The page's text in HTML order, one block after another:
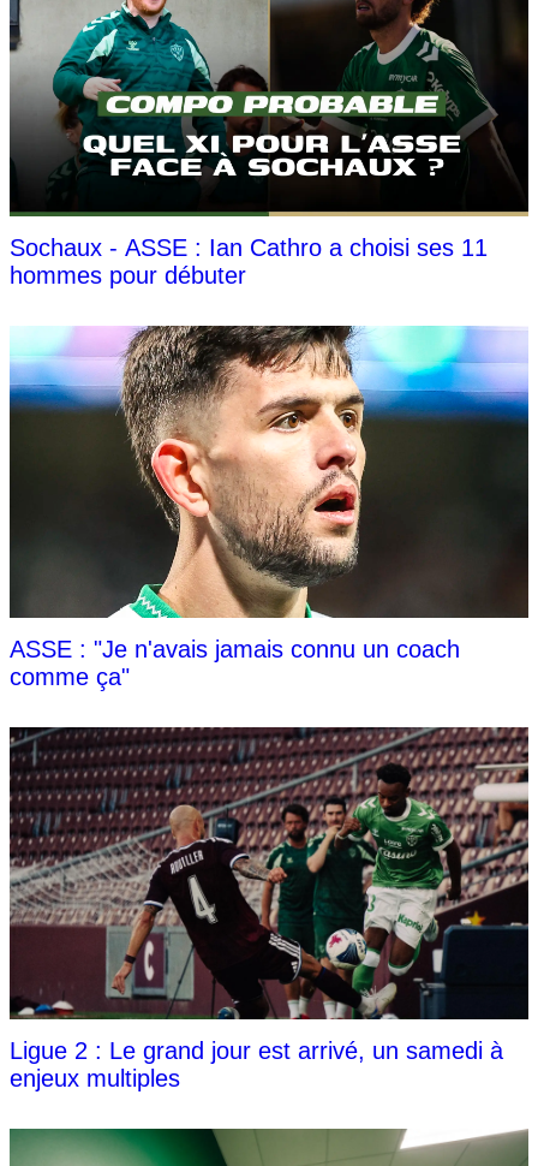
Sochaux - ASSE : Ian Cathro a choisi ses 11
hommes pour débuter
ASSE : "Je n'avais jamais connu un coach
comme ça"
Ligue 2 : Le grand jour est arrivé, un samedi à
enjeux multiples